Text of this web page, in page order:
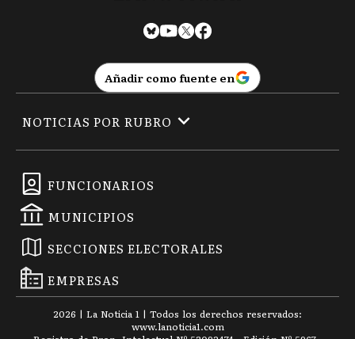
Añadir como fuente en
FUNCIONARIOS
MUNICIPIOS
SECCIONES ELECTORALES
EMPRESAS
NOTICIAS POR RUBRO
2026 | La Noticia 1 | Todos los derechos reservados:
www.lanoticia1.com